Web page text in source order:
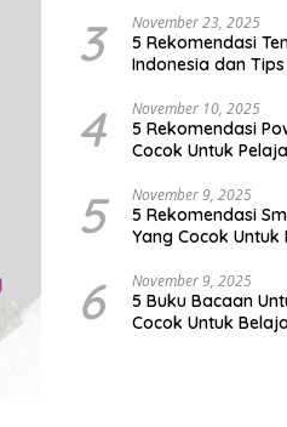
3 November 23, 2025
5 Rekomendasi
Indonesia dan
4 November 10, 2025
5 Rekomendasi
Cocok Untuk
5 November 9, 2025
5 Rekomendasi
Yang Cocok Untuk
6 November 9, 2025
5 Buku Bacaan
Cocok Untuk